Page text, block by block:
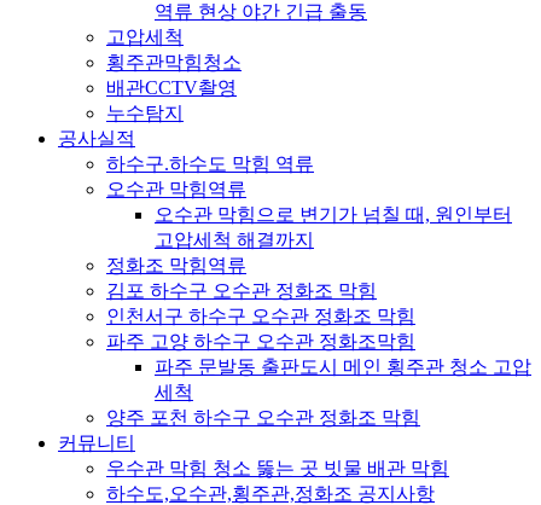
역류 현상 야간 긴급 출동
고압세척
횡주관막힘청소
배관CCTV촬영
누수탐지
공사실적
하수구.하수도 막힘 역류
오수관 막힘역류
오수관 막힘으로 변기가 넘칠 때, 원인부터
고압세척 해결까지
정화조 막힘역류
김포 하수구 오수관 정화조 막힘
인천서구 하수구 오수관 정화조 막힘
파주 고양 하수구 오수관 정화조막힘
파주 문발동 출판도시 메인 횡주관 청소 고압
세척
양주 포천 하수구 오수관 정화조 막힘
커뮤니티
우수관 막힘 청소 뚫는 곳 빗물 배관 막힘
하수도,오수관,횡주관,정화조 공지사항